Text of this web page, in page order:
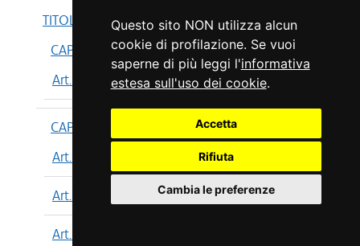
Questo sito NON utilizza alcun
cookie di profilazione. Se vuoi
saperne di più leggi l'informativa
estesa sull'uso dei cookie.
Accetta
Rifiuta
Cambia le preferenze
TITOLO I
CAPO I
Art. 199
CAPO II
Art. 200
Art. 201
Art. 202